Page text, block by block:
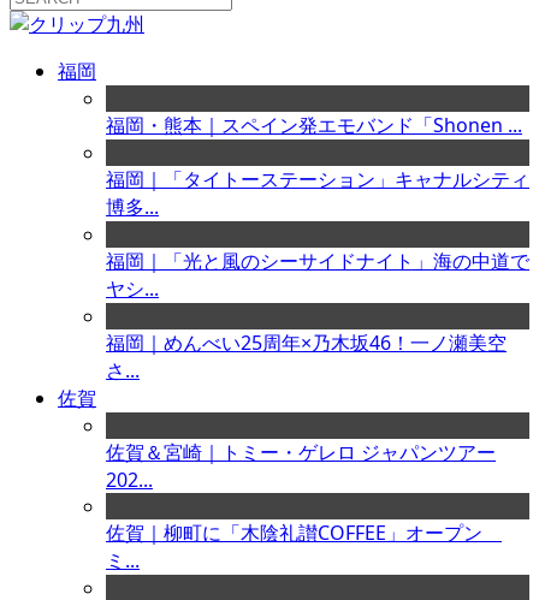
福岡
福岡・熊本｜スペイン発エモバンド「Shonen ...
福岡｜「タイトーステーション」キャナルシティ
博多...
福岡｜「光と風のシーサイドナイト」海の中道で
ヤシ...
福岡｜めんべい25周年×乃木坂46！一ノ瀬美空
さ...
佐賀
佐賀＆宮崎｜トミー・ゲレロ ジャパンツアー
202...
佐賀｜柳町に「木陰礼讃COFFEE」オープン
ミ...